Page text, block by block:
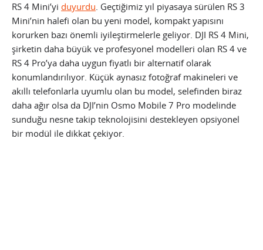
RS 4 Mini’yi duyurdu. Geçtiğimiz yıl piyasaya sürülen RS 3
Mini’nin halefi olan bu yeni model, kompakt yapısını
korurken bazı önemli iyileştirmelerle geliyor. DJI RS 4 Mini,
şirketin daha büyük ve profesyonel modelleri olan RS 4 ve
RS 4 Pro’ya daha uygun fiyatlı bir alternatif olarak
konumlandırılıyor. Küçük aynasız fotoğraf makineleri ve
akıllı telefonlarla uyumlu olan bu model, selefinden biraz
daha ağır olsa da DJI’nin Osmo Mobile 7 Pro modelinde
sunduğu nesne takip teknolojisini destekleyen opsiyonel
bir modül ile dikkat çekiyor.